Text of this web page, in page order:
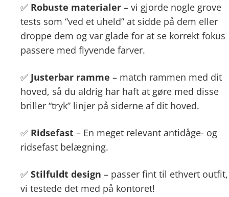
✅ Robuste materialer – vi gjorde nogle grove
tests som “ved et uheld” at sidde på dem eller
droppe dem og var glade for at se korrekt fokus
passere med flyvende farver.
✅ Justerbar ramme – match rammen med dit
hoved, så du aldrig har haft at gøre med disse
briller “tryk” linjer på siderne af dit hoved.
✅ Ridsefast – En meget relevant antidåge- og
ridsefast belægning.
✅ Stilfuldt design – passer fint til ethvert outfit,
vi testede det med på kontoret!